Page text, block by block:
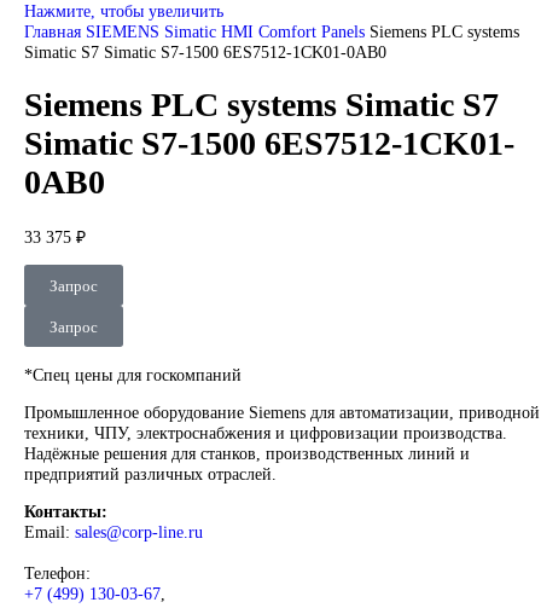
Сервопривод Siemens SQM
Сервопривод Siemens SKP
Газовый электромагнитный клапан Siemens
Главная
О Комании
Оплата
Доставка
+7 (499) 130-03-67
sales@corp-line.ru
Нажмите, чтобы увеличить
Simatic S7 Simatic S7-1500 6ES7512-1CK01-0AB0
Siemens PLC systems Simatic
Simatic S7-1500 6ES7512-
0AB0